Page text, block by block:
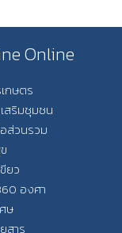
Online
กษตร
สริมชุมชน
ส่วนรวม
ยว
องศา
ษ
สาร